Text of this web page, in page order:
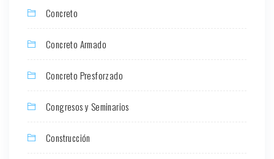
Concreto
Concreto Armado
Concreto Presforzado
Congresos y Seminarios
Construcción